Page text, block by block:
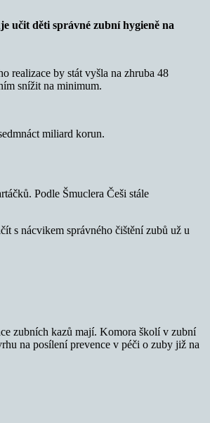
učit děti správné zubní hygieně na
realizace by stát vyšla na zhruba 48
snížit na minimum.
miliard korun.
Podle Šmuclera Češi stále
s nácvikem správného čištění zubů už u
zubních kazů mají. Komora školí v zubní
na posílení prevence v péči o zuby již na